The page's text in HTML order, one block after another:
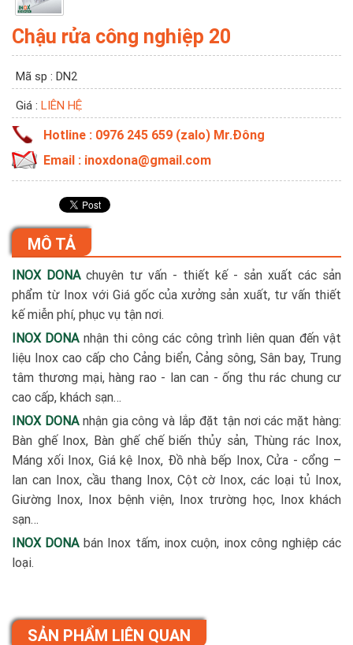
Chậu rửa công nghiệp 20
Mã sp : DN2
Giá : LIÊN HỆ
Hotline : 0976 245 659 (zalo) Mr.Đông
Email : inoxdona@gmail.com
MÔ TẢ
INOX DONAchuyên tư vấn - thiết kế - sản xuất các sản
phẩm từ Inox với Giá gốc của xưởng sản xuất, tư vấn thiết
kế miễn phí, phục vụ tận nơi.
INOX DONAnhận thi công các công trình liên quan đến vật
liệu Inox cao cấp cho Cảng biển, Cảng sông, Sân bay, Trung
tâm thương mại, hàng rao - lan can - ống thu rác chung cư
cao cấp, khách sạn…
INOX DONAnhận gia công và lắp đặt tận nơi các mặt hàng:
Bàn ghế Inox, Bàn ghế chế biến thủy sản, Thùng rác Inox,
Máng xối Inox, Giá kệ Inox, Đồ nhà bếp Inox, Cửa - cổng –
lan can Inox, cầu thang Inox, Cột cờ Inox, các loại tủ Inox,
Giường Inox, Inox bệnh viện, Inox trường học, Inox khách
sạn…
INOX DONAbán Inox tấm, inox cuộn, inox công nghiệp các
loại.
SẢN PHẨM LIÊN QUAN